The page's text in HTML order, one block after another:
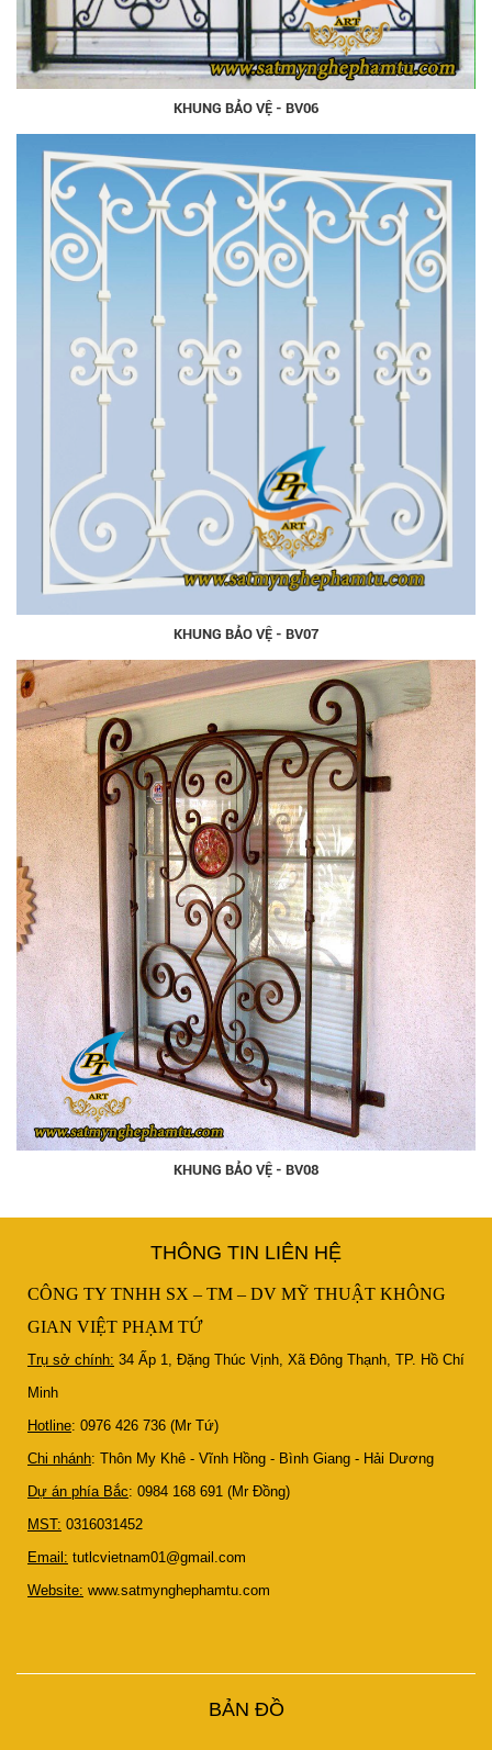
KHUNG BẢO VỆ - BV06
KHUNG BẢO VỆ - BV07
KHUNG BẢO VỆ - BV08
THÔNG TIN LIÊN HỆ
CÔNG TY TNHH SX – TM – DV MỸ THUẬT KHÔNG
GIAN VIỆT PHẠM TỨ
Trụ sở chính: 34 Ấp 1, Đặng Thúc Vịnh, Xã Đông Thạnh, TP. Hồ Chí
Minh
Hotline: 0976 426 736 (Mr Tứ)
Chi nhánh: Thôn My Khê - Vĩnh Hồng - Bình Giang - Hải Dương
Dự án phía Bắc: 0984 168 691 (Mr Đồng)
MST: 0316031452
Email: tutlcvietnam01@gmail.com
Website: www.satmynghephamtu.com
BẢN ĐỒ